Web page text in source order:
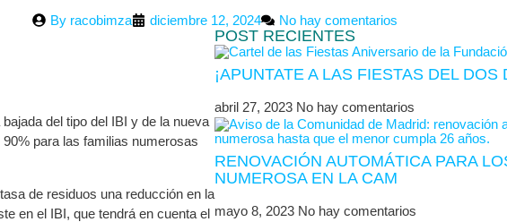
Byracobimza diciembre 12, 2024 No hay comentarios
del tipo del IBI y de la nueva
para las familias numerosas
de residuos una reducción en la
en el IBI, que tendrá en cuenta el
POST RECIENTES
¡APUNTATE A LAS FIESTAS DEL
abril 27, 2023 No hay comentarios
RENOVACIÓN AUTOMÁTICA PARA
NUMEROSA EN LA CAM
mayo 8, 2023 No hay comentarios